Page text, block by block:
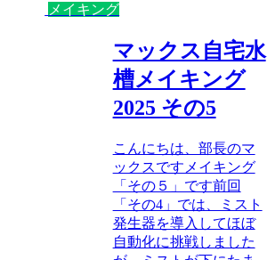
メイキング
マックス自宅水
槽メイキング
2025 その5
こんにちは、部長のマ
ックスですメイキング
「その５」です前回
「その4」では、ミスト
発生器を導入してほぼ
自動化に挑戦しました